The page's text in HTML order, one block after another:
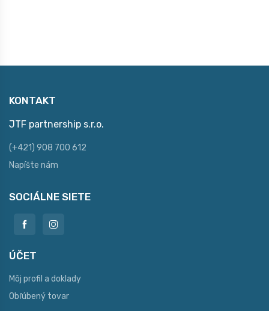
KONTAKT
JTF partnership s.r.o.
(+421) 908 700 612
Napíšte nám
SOCIÁLNE SIETE
ÚČET
Môj profil a doklady
Obľúbený tovar